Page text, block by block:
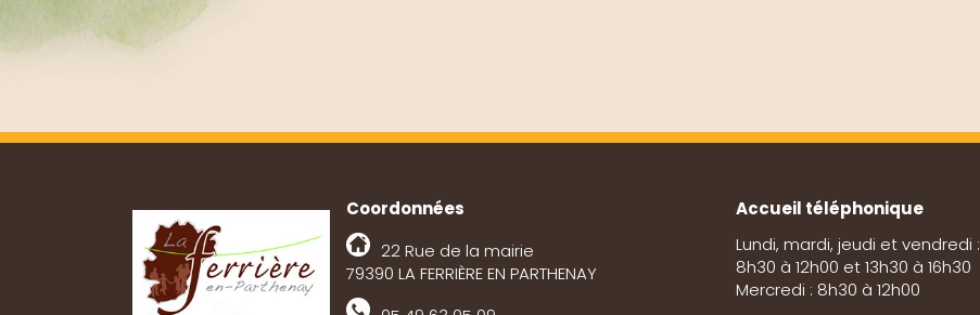
Coordonnées
22 Rue de la mairie
79390 LA FERRIÈRE EN PARTHENAY
Accueil téléphonique
Lundi, mardi, jeudi et vendredi :
8h30 à 12h00 et 13h30 à 16h30
Mercredi : 8h30 à 12h00